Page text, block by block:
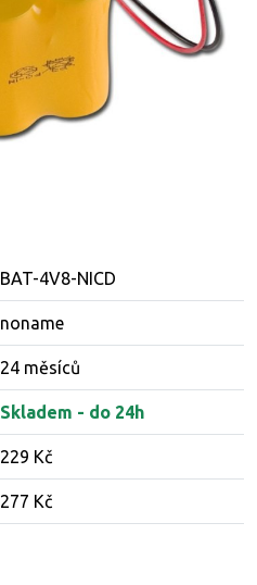
BAT-4V8-NICD
noname
24 měsíců
Skladem - do 24h
229 Kč
277 Kč